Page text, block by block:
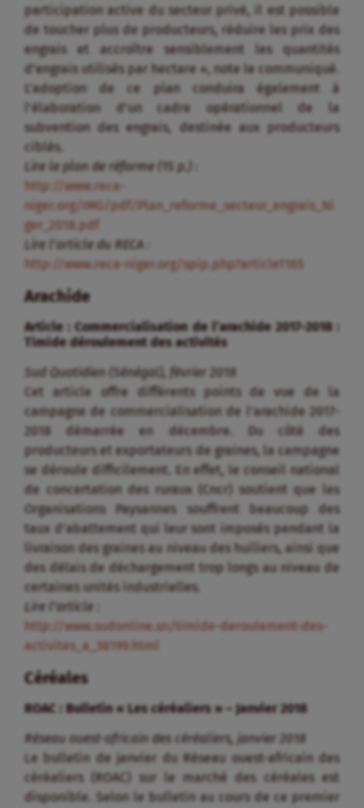
participation active du secteur privé, il est possible
de toucher plus de producteurs, réduire les prix des
engrais et accroître sensiblement les quantités
d’engrais utilisés par hectare », note le communiqué.
L’adoption de ce plan conduira également à
l’élaboration d’un cadre opérationnel de la
subvention des engrais, destinée aux producteurs
ciblés.
Lire le plan de réforme (15 p.) :
http://www.reca-
niger.org/IMG/pdf/Plan_reforme_secteur_engrais_Ni
ger_2018.pdf
Lire l’article du RECA :
http://www.reca-niger.org/spip.php?article1165
Arachide
Article : Commercialisation de l’arachide 2017-2018 :
Timide déroulement des activités
Sud Quotidien (Sénégal), février 2018
Cet article offre différents points de vue de la
campagne de commercialisation de l’arachide 2017-
2018 démarrée en décembre. Du côté des
producteurs et exportateurs de graines, la campagne
se déroule difficilement. En effet, le conseil national
de concertation des ruraux (Cncr) soutient que les
Organisations Paysannes souffrent beaucoup des
taux d’abattement qui leur sont imposés pendant la
livraison des graines au niveau des huiliers, ainsi que
des délais de déchargement trop longs au niveau de
certaines unités industrielles.
Lire l’article :
http://www.sudonline.sn/timide-deroulement-des-
activites_a_38199.html
Céréales
ROAC : Bulletin « Les céréaliers » – Janvier 2018
Réseau ouest-africain des céréaliers, janvier 2018
Le bulletin de janvier du Réseau ouest-africain des
céréaliers (ROAC) sur le marché des céréales est
disponible. Selon le bulletin au cours de ce premier